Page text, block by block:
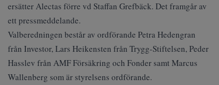
ersätter Alectas förre vd Staffan Grefbäck. Det framgår av
ett pressmeddelande.
Valberedningen består av ordförande Petra Hedengran
från Investor, Lars Heikensten från Trygg-Stiftelsen, Peder
Hasslev från AMF Försäkring och Fonder samt Marcus
Wallenberg som är styrelsens ordförande.